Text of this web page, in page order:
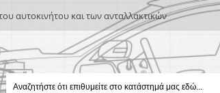
αυτοκινήτου και των ανταλλακτικών